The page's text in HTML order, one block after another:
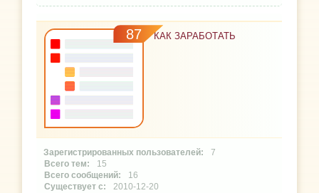
87 КАК ЗАРАБОТАТЬ
7
15
16
2010-12-20